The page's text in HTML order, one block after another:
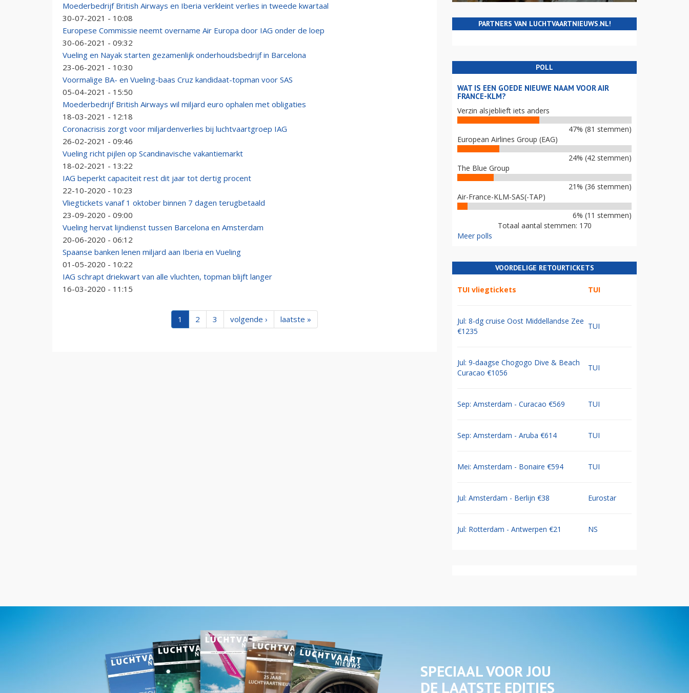
Moederbedrijf British Airways en Iberia verkleint verlies in tweede kwartaal
30-07-2021 - 10:08
Europese Commissie neemt overname Air Europa door IAG onder de loep
30-06-2021 - 09:32
Vueling en Nayak starten gezamenlijk onderhoudsbedrijf in Barcelona
23-06-2021 - 10:30
Voormalige BA- en Vueling-baas Cruz kandidaat-topman voor SAS
05-04-2021 - 15:50
Moederbedrijf British Airways wil miljard euro ophalen met obligaties
18-03-2021 - 12:18
Coronacrisis zorgt voor miljardenverlies bij luchtvaartgroep IAG
26-02-2021 - 09:46
Vueling richt pijlen op Scandinavische vakantiemarkt
18-02-2021 - 13:22
IAG beperkt capaciteit rest dit jaar tot dertig procent
22-10-2020 - 10:23
Vliegtickets vanaf 1 oktober binnen 7 dagen terugbetaald
23-09-2020 - 09:00
Vueling hervat lijndienst tussen Barcelona en Amsterdam
20-06-2020 - 06:12
Spaanse banken lenen miljard aan Iberia en Vueling
01-05-2020 - 10:22
IAG schrapt driekwart van alle vluchten, topman blijft langer
16-03-2020 - 11:15
1 2 3 volgende › laatste »
PARTNERS VAN LUCHTVAARTNIEUWS.NL!
POLL
WAT IS EEN GOEDE NIEUWE NAAM VOOR AIR
FRANCE-KLM?
Verzin alsjeblieft iets anders
47% (81 stemmen)
European Airlines Group (EAG)
24% (42 stemmen)
The Blue Group
21% (36 stemmen)
Air-France-KLM-SAS(-TAP)
6% (11 stemmen)
Totaal aantal stemmen: 170
Meer polls
VOORDELIGE RETOURTICKETS
TUI vliegtickets TUI
Jul: 8-dg cruise Oost Middellandse Zee
€1235
TUI
Jul: 9-daagse Chogogo Dive & Beach
Curacao €1056
TUI
Sep: Amsterdam - Curacao €569 TUI
Sep: Amsterdam - Aruba €614 TUI
Mei: Amsterdam - Bonaire €594 TUI
Jul: Amsterdam - Berlijn €38 Eurostar
Jul: Rotterdam - Antwerpen €21 NS
SPECIAAL VOOR JOU
DE LAATSTE EDITIES